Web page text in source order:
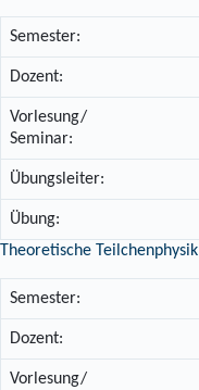
Semester:
Dozent:
Vorlesung/
Seminar:
Übungsleiter:
Übung:
Theoretische Teilchenphysik I
Semester:
Dozent:
Vorlesung/